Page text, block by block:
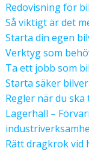
Redovisning för
Så viktigt är det
Starta din egen
Verktyg som
Ta ett jobb som
Starta säker
Regler när du
Lagerhall –
Rätt dragkrok vid